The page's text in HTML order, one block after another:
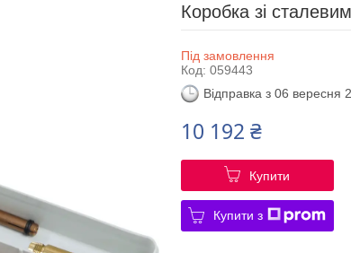
Коробка зі
Під замовлення
Код: 059443
Відправка з 06 вересня
10 192 ₴
Купити
Купити з